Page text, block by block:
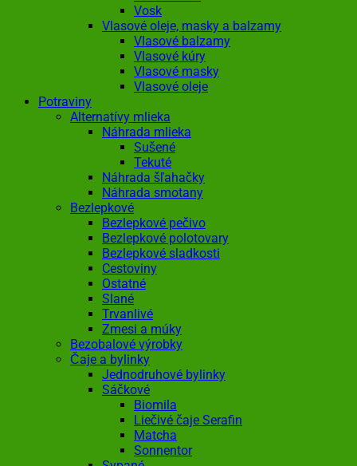
Vosk
Vlasové oleje, masky a balzamy
Vlasové balzamy
Vlasové kúry
Vlasové masky
Vlasové oleje
Potraviny
Alternatívy mlieka
Náhrada mlieka
Sušené
Tekuté
Náhrada šľahačky
Náhrada smotany
Bezlepkové
Bezlepkové pečivo
Bezlepkové polotovary
Bezlepkové sladkosti
Cestoviny
Ostatné
Slané
Trvanlivé
Zmesi a múky
Bezobalové výrobky
Čaje a bylinky
Jednodruhové bylinky
Sáčkové
Biomila
Liečivé čaje Serafin
Matcha
Sonnentor